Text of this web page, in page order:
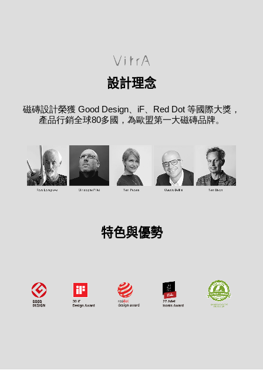
設計理念
磁磚設計榮獲 Good Design、iF、Red Dot 等國際大獎，
產品行銷全球80多國，為歐盟第一大磁磚品牌。
特色與優勢